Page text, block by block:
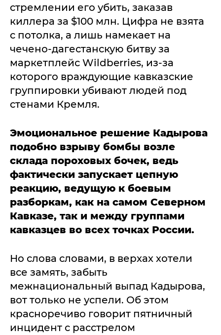
стремлении его убить, заказав
киллера за $100 млн. Цифра не взята
с потолка, а лишь намекает на
чечено-дагестанскую битву за
маркетплейс Wildberries, из-за
которого враждующие кавказские
группировки убивают людей под
стенами Кремля.
Эмоциональное решение Кадырова
подобно взрыву бомбы возле
склада пороховых бочек, ведь
фактически запускает цепную
реакцию, ведущую к боевым
разборкам, как на самом Северном
Кавказе, так и между группами
кавказцев во всех точках России.
Но слова словами, в верхах хотели
все замять, забыть
межнациональный выпад Кадырова,
вот только не успели. Об этом
красноречиво говорит пятничный
инцидент с расстрелом